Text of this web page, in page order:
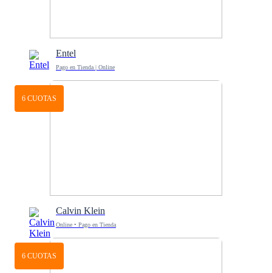
Entel
Pago en Tienda | Online
6 CUOTAS
Calvin Klein
Online • Pago en Tienda
6 CUOTAS